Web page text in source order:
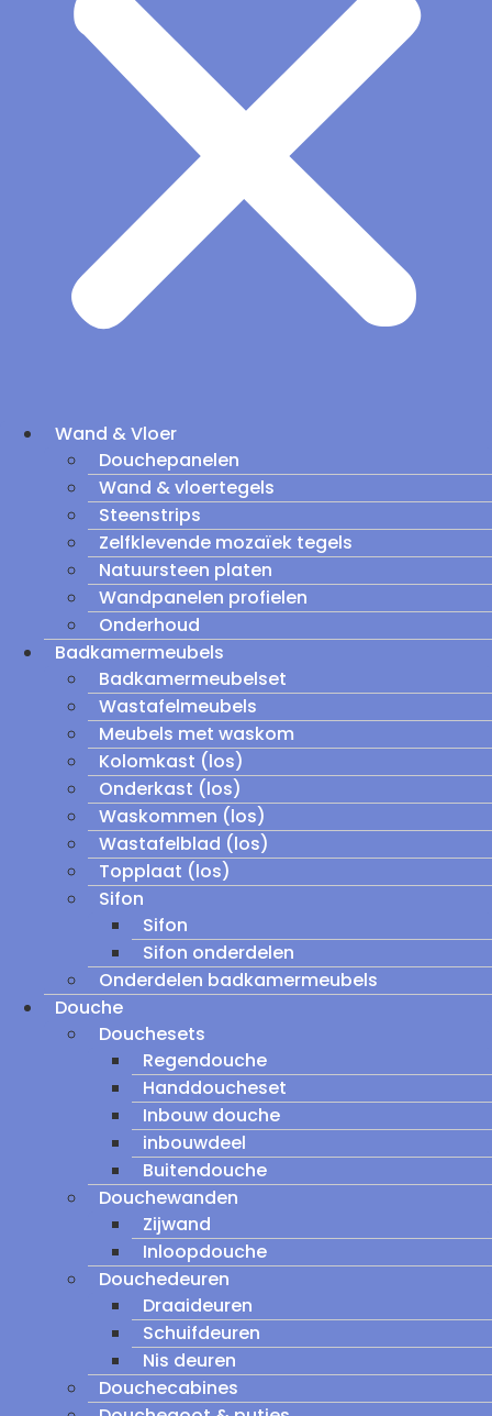
Wand & Vloer
Douchepanelen
Wand & vloertegels
Steenstrips
Zelfklevende mozaïek tegels
Natuursteen platen
Wandpanelen profielen
Onderhoud
Badkamermeubels
Badkamermeubelset
Wastafelmeubels
Meubels met waskom
Kolomkast (los)
Onderkast (los)
Waskommen (los)
Wastafelblad (los)
Topplaat (los)
Sifon
Sifon
Sifon onderdelen
Onderdelen badkamermeubels
Douche
Douchesets
Regendouche
Handdoucheset
Inbouw douche
inbouwdeel
Buitendouche
Douchewanden
Zijwand
Inloopdouche
Douchedeuren
Draaideuren
Schuifdeuren
Nis deuren
Douchecabines